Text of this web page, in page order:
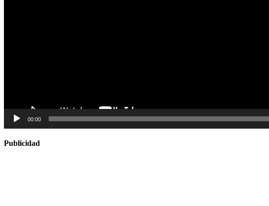
00:00
Publicidad